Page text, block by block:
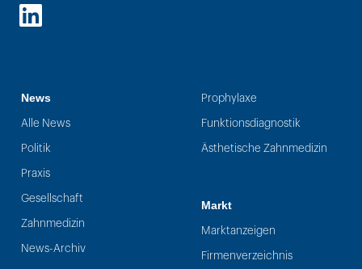
LinkedIn
News
Alle News
Politik
Praxis
Gesellschaft
Zahnmedizin
News-Archiv
Prophylaxe
Funktionsdiagnostik
Ästhetische Zahnmedizin
Markt
Marktanzeigen
Firmenverzeichnis